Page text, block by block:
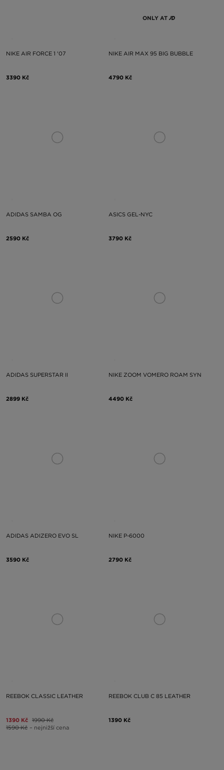
NIKE AIR FORCE 1 '07
3390 Kč
ONLY AT
NIKE AIR MAX 95 BIG BUBBLE
4790 Kč
ADIDAS SAMBA OG
2590 Kč
ASICS GEL-NYC
3790 Kč
ADIDAS SUPERSTAR II
2899 Kč
NIKE ZOOM VOMERO ROAM SYN
4490 Kč
ADIDAS ADIZERO EVO SL
3590 Kč
NIKE P-6000
2790 Kč
REEBOK CLASSIC LEATHER
1390 Kč 1990 Kč
1590 Kč – nejnižší cena
REEBOK CLUB C 85 LEATHER
1390 Kč